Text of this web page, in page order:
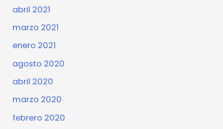
abril 2021
marzo 2021
enero 2021
agosto 2020
abril 2020
marzo 2020
febrero 2020